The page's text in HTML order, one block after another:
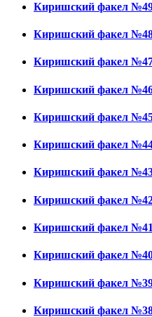
Киришский факел №49
Киришский факел №48
Киришский факел №47
Киришский факел №46
Киришский факел №45
Киришский факел №44
Киришский факел №43
Киришский факел №42
Киришский факел №41
Киришский факел №40
Киришский факел №39
Киришский факел №38